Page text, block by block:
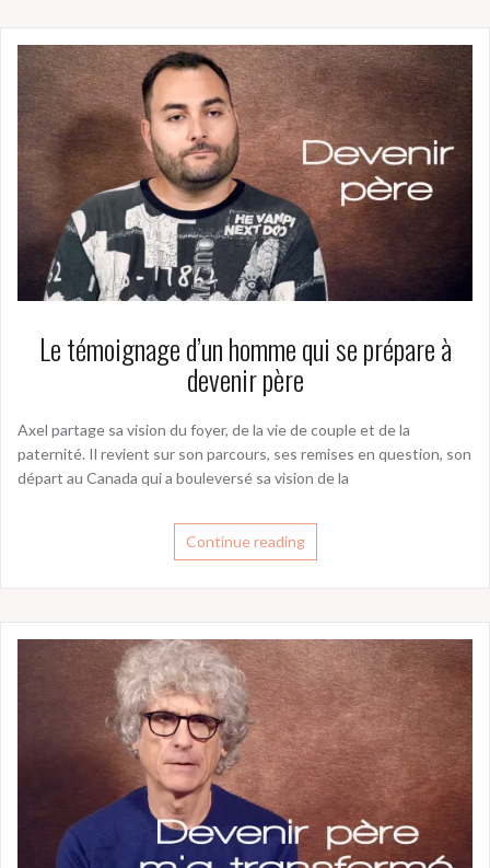
Le témoignage d’un homme qui se prépare à
devenir père
Axel partage sa vision du foyer, de la vie de couple et de la
paternité. Il revient sur son parcours, ses remises en question, son
départ au Canada qui a bouleversé sa vision de la
Continue reading